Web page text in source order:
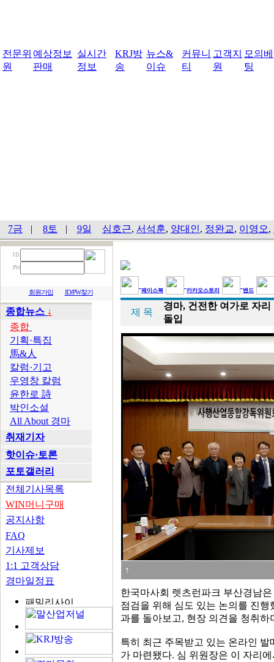
전문위
원
예상정보
판매
실시간
정보
KRJ방
송
뉴스&
이슈
커뮤니
티
고객지
원
모의베
팅
7금 | 8토 | 9일 심호근, 서석훈, 양대인, 정완교, 이영오,
I D
PW
회원가입 ID/PW찾기
종합뉴스 ↓
종합
기획·특집
馬&人
칼럼·기고
우영창 칼럼
윤한로 詩
박인소설
All About 경마
취재기자
핫이슈·토론
포토갤러리
전체기사목록
WIN머니구매
공지사항
FAQ
기사제보
1:1 고객상담
경마일정표
페이스북 카카오스토리 밴드
제 목
경마, 건전한 여가로 자
돌입
↑
한국마사회 렛츠런파크 부산경남
점검을 위해 심도 있는 논의를 진
과를 돌아보고, 현장 의견을 청취
특히 최근 주목받고 있는 온라인
가 마련됐다. 심 위원장은 이 자리